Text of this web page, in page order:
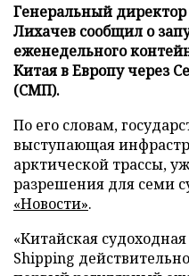
Генеральный
Лихачев сообщил о
еженедельного
Китая в Европу через
(СМП).
По его словам,
выступающая
арктической трассы,
разрешения для семи
«Новости».
«Китайская
Shipping